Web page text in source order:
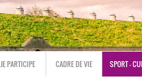
JE PARTICIPE CADRE DE VIE SPORT -